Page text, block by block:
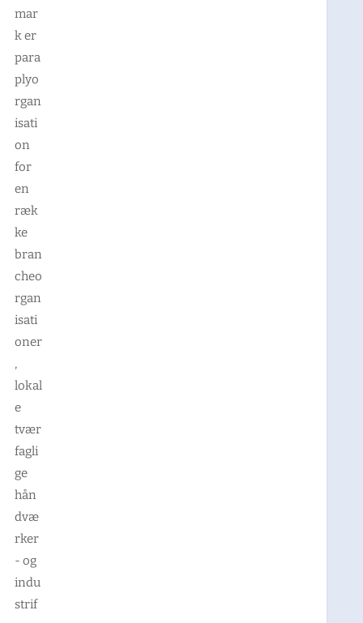
mar
k er
para
plyo
rgan
isati
on
for
en
ræk
ke
bran
cheo
rgan
isati
oner
,
lokal
e
tvær
fagli
ge
hån
dvæ
rker
- og
indu
strif